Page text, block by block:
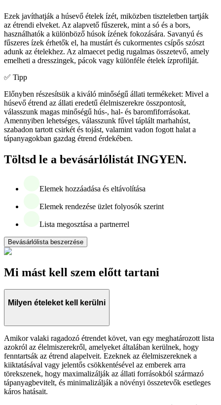
Ezek javíthatják a húsevő ételek ízét, miközben tiszteletben tartják
az étrendi elveket. Az alapvető fűszerek, mint a só és a bors,
használhatók a különböző húsok ízének fokozására. Savanyú és
fűszeres ízek érhetők el, ha mustárt és cukormentes csípős szószt
adunk az ételekhez. Az almaecet pedig rugalmas összetevő, amely
emelheti a dresszingek, pácok vagy különféle ételek ízprofilját.
✅ Tipp
Előnyben részesítsük a kiváló minőségű állati termékeket: Mivel a
húsevő étrend az állati eredetű élelmiszerekre összpontosít,
válasszunk magas minőségű hús-, hal- és baromfiforrásokat.
Amennyiben lehetséges, válasszunk fűvel táplált marhahúst,
szabadon tartott csirkét és tojást, valamint vadon fogott halat a
tápanyagokban gazdag étrend érdekében.
Töltsd le a bevásárlólistát INGYEN.
Elemek hozzáadása és eltávolítása
Elemek rendezése üzlet folyosók szerint
Lista megosztása a partnerrel
Bevásárlólista beszerzése
Mi mást kell szem előtt tartani
Milyen ételeket kell kerülni
Amikor valaki ragadozó étrendet követ, van egy meghatározott lista
azokról az élelmiszerekről, amelyeket általában kerülnek, hogy
fenntartsák az étrend alapelveit. Ezeknek az élelmiszereknek a
kiiktatásával vagy jelentős csökkentésével az emberek arra
törekszenek, hogy maximalizálják az állati forrásokból származó
tápanyagbevitelt, és minimalizálják a növényi összetevők esetleges
káros hatásait.